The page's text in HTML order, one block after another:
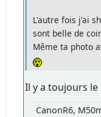
L'autre fois j'ai
sont belle de
Même ta photo
Il y a toujours le
CanonR6,